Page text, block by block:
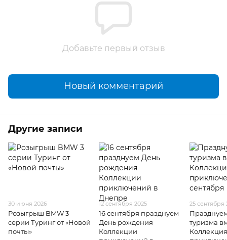
Добавьте первый отзыв
Новый комментарий
Другие записи
30 июня 2026
Розыгрыш BMW 3
серии Туринг от «Новой
почты»
12 сентября 2025
16 сентября празднуем
День рождения
Коллекции
25 сентября
туризма